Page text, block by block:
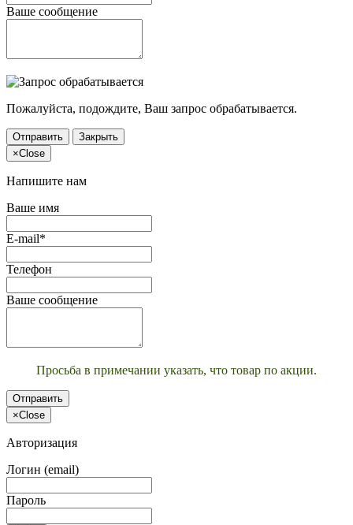
Ваше сообщение
Пожалуйста, подождите, Ваш запрос обрабатывается.
Отправить
Закрыть
×Close
Напишите нам
Ваше имя
E-mail*
Телефон
Ваше сообщение
Просьба в примечании указать, что товар по акции.
Отправить
×Close
Авторизация
Логин (email)
Пароль